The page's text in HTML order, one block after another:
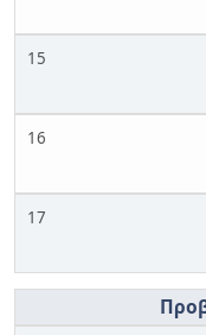
15
16
17